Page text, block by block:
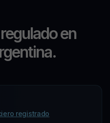
en
registrado